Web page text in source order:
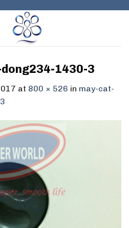
1430-3
at 800 × 526 in may-cat-